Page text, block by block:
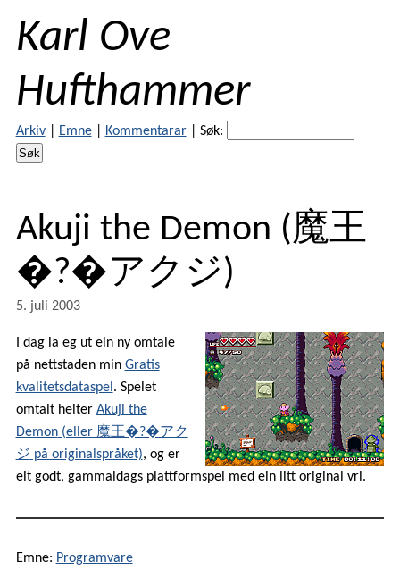
Karl Ove
Hufthammer
Arkiv| Emne| Kommentarar| Søk:
Akuji the Demon (魔王
�?�アクジ)
5. juli 2003
I dag la eg ut ein ny omtale
på nettstaden min Gratis
kvalitetsdataspel . Spelet
omtalt heiter Akuji the
Demon(eller 魔王�?�アク
ジ på originalspråket), og er
eit godt, gammaldags plattformspel med ein litt original vri.
Emne: Programvare